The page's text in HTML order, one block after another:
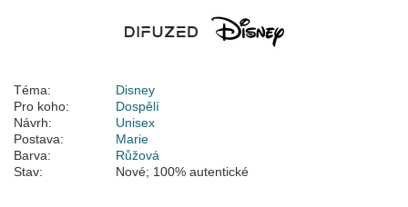
Téma:
Disney
Pro koho:
Dospělí
Návrh:
Unisex
Postava:
Marie
Barva:
Růžová
Stav:
Nové; 100% autentické